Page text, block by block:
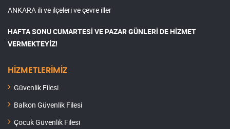
ANKARA ili ve ilçeleri ve çevre iller
HAFTA SONU CUMARTESİ VE PAZAR GÜNLERİ DE HİZMET
VERMEKTEYİZ!
HİZMETLERİMİZ
Güvenlik Filesi
Balkon Güvenlik Filesi
Çocuk Güvenlik Filesi